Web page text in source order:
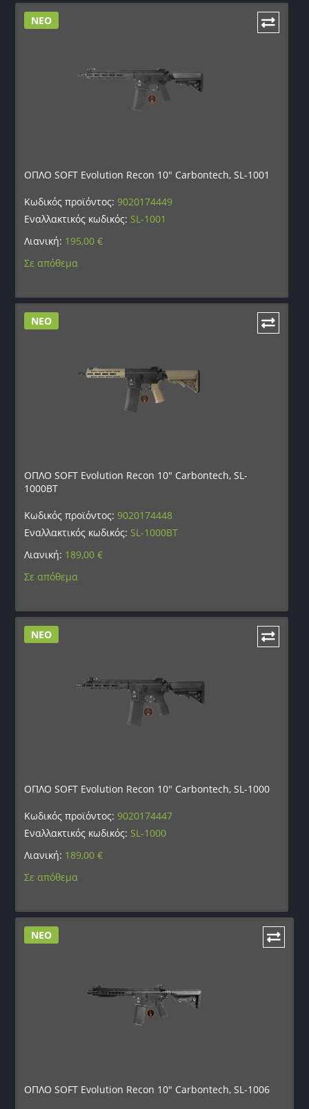
ΝΕΟ
ΟΠΛΟ SOFT Evolution Recon 10″ Carbontech, SL-1001
Κωδικός προϊόντος:9020174449
Εναλλακτικός κωδικός: SL-1001
Λιανική: 195,00€
Σε απόθεμα
ΝΕΟ
ΟΠΛΟ SOFT Evolution Recon 10″ Carbontech, SL-
1000BT
Κωδικός προϊόντος:9020174448
Εναλλακτικός κωδικός: SL-1000BT
Λιανική: 189,00€
Σε απόθεμα
ΝΕΟ
ΟΠΛΟ SOFT Evolution Recon 10″ Carbontech, SL-1000
Κωδικός προϊόντος:9020174447
Εναλλακτικός κωδικός: SL-1000
Λιανική: 189,00€
Σε απόθεμα
ΝΕΟ
ΟΠΛΟ SOFT Evolution Recon 10″ Carbontech, SL-1006